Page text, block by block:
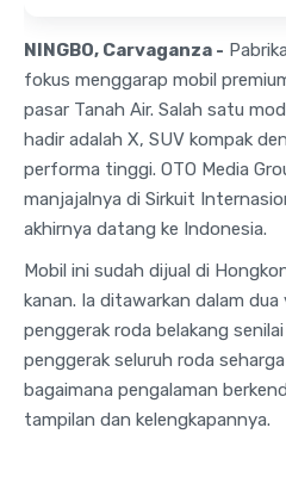
NINGBO, Carvaganza -
fokus menggarap mobil
pasar Tanah Air. Salah satu
hadir adalah X, SUV kompak
performa tinggi. OTO Media
manjajalnya di Sirkuit
akhirnya datang ke Indonesia.
Mobil ini sudah dijual di
kanan. Ia ditawarkan dalam
penggerak roda belakang
penggerak seluruh roda
bagaimana pengalaman
tampilan dan kelengkapannya.